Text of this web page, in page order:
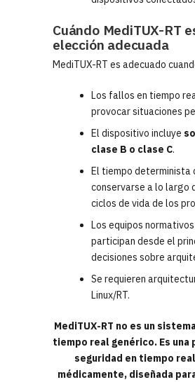
Cuándo MediTUX-RT
elección adecuada
MediTUX-RT es adecuado
Los fallos en tiempo
provocar situaciones
El dispositivo incluye
clase B o clase C.
El tiempo determinista
conservarse a lo largo
ciclos de vida de los
Los equipos
participan desde el
decisiones sobre
Se requieren
Linux/RT.
MediTUX-RT no es un
tiempo real genérico. Es
seguridad en tiempo
médicamente, diseñada